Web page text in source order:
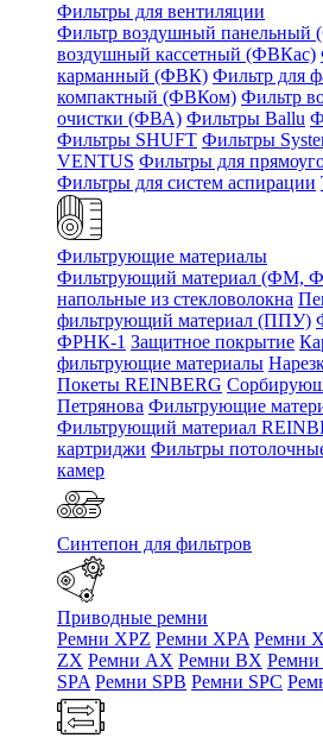
Фильтры для вентиляции
Фильтр воздушный
воздушный кассетный (ФВКас)
карманный (ФВК) Фильтр для
компактный (ФВКом) Фильтр
очистки (ФВА) Фильтры Ballu
Фильтры SHUFT Фильтры
VENTUS Фильтры для
Фильтры для систем аспирации
Фильтрующие материалы
Фильтрующий материал (ФМ,
напольные из стекловолокна
фильтрующий материал (ППУ)
ФРНК-1 Защитное покрытие
фильтрующие материалы
Покеты REINBERG
Петрянова Фильтрующие
Фильтрующий материал
картриджи Фильтры
камер
Синтепон для фильтров
Приводные ремни
Ремни XPZ Ремни XPA Ремни
ZX Ремни AX Ремни BX Ремни
SPA Ремни SPB Ремни SPC